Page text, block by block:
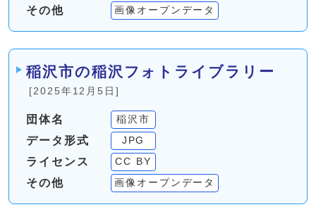
その他 画像オープンデータ
稲沢市の稲沢フォトライブラリー
[2025年12月5日]
団体名 稲沢市
データ形式 JPG
ライセンス CC BY
その他 画像オープンデータ